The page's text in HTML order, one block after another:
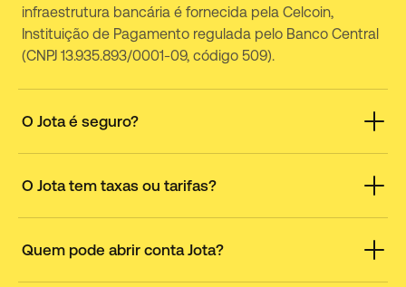
infraestrutura bancária é fornecida pela Celcoin,
Instituição de Pagamento regulada pelo Banco Central
(CNPJ 13.935.893/0001-09, código 509).
O Jota é seguro?
a ponta e seguem padrões de segurança bancária.
O Jota cumpre as regras do Banco Central e a LGPD.
Toda transação é protegida por senha e ela nunca fica
registrada no histórico do WhatsApp.
O Jota tem taxas ou tarifas?
não cobra taxas ou tarifas pelos serviços prestados.
Quem pode abrir conta Jota?